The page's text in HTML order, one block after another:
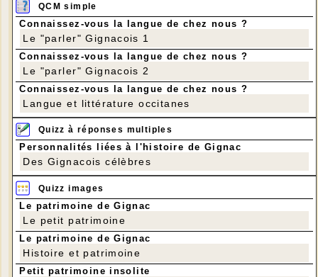
QCM simple
Connaissez-vous la langue de chez nous ?
Le "parler" Gignacois 1
Connaissez-vous la langue de chez nous ?
Le "parler" Gignacois 2
Connaissez-vous la langue de chez nous ?
Langue et littérature occitanes
Quizz à réponses multiples
Personnalités liées à l'histoire de Gignac
Des Gignacois célèbres
Quizz images
Le patrimoine de Gignac
Le petit patrimoine
Le patrimoine de Gignac
Histoire et patrimoine
Petit patrimoine insolite